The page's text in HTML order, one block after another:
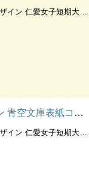
女子短期大学附属図書館編集
テスト優秀賞作品 ；第5回
女子短期大学附属図書館編集